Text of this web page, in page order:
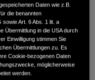
Daten wie z.B.
die benannten
Art. 6 Abs. 1 lit. a
Übermittlung in die USA durch
Einwilligung stimmen Sie
Übermittlungen zu. Es
Cookie-bezogenen Daten
möglicherweise
werden.